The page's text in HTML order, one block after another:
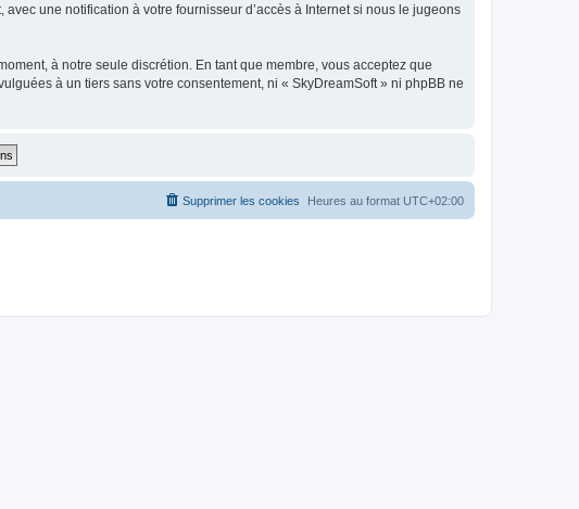
une notification à votre fournisseur d’accès à Internet si nous le jugeons
à notre seule discrétion. En tant que membre, vous acceptez que
à un tiers sans votre consentement, ni « SkyDreamSoft » ni phpBB ne
Heures au format UTC+02:00
Supprimer les cookies